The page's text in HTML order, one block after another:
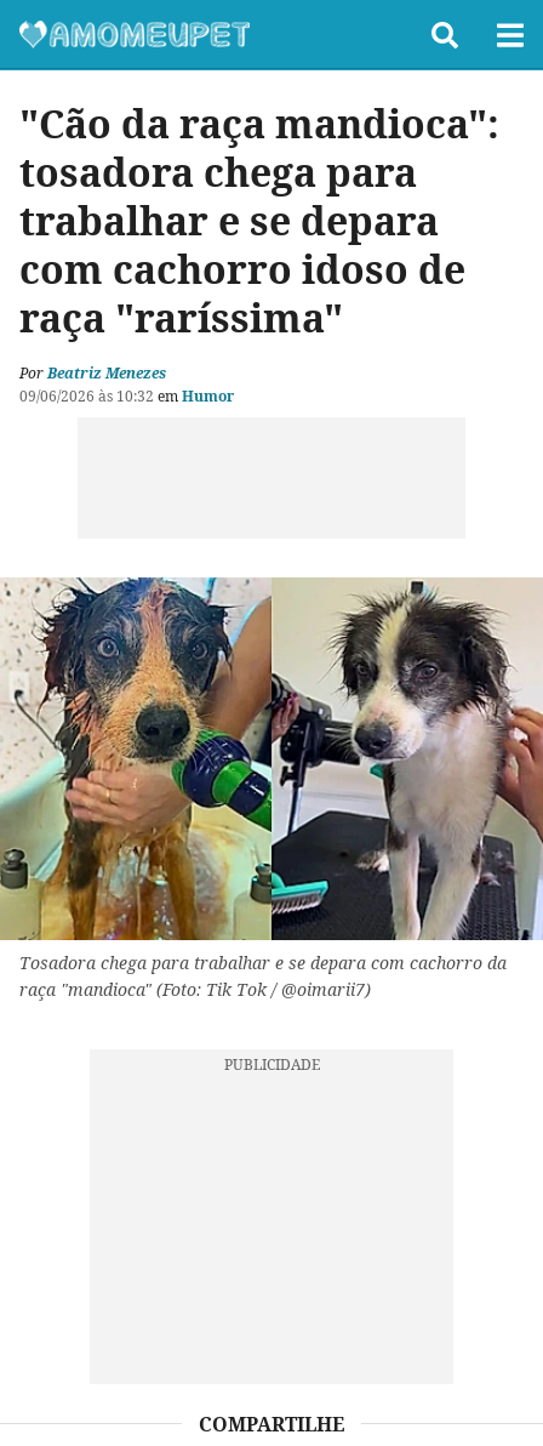
"Cão da raça mandioca":
tosadora chega para
trabalhar e se depara
com cachorro idoso de
raça "raríssima"
PorBeatriz Menezes
09/06/2026 às 10:32 emHumor
Tosadora chega para trabalhar e se depara com cachorro da
raça "mandioca" (Foto: Tik Tok / @oimarii7)
COMPARTILHE